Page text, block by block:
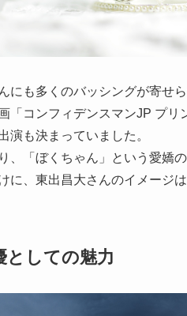
にも多くのバッシングが寄せら
「コンフィデンスマンJP プ
演も決まっていました。
、「ぼくちゃん」という愛嬌
に、東出昌大さんのイメージ
としての魅力